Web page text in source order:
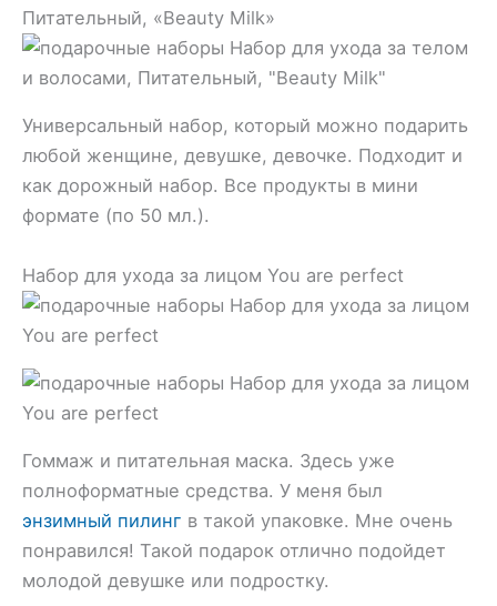
Питательный, «Beauty Milk»
Универсальный набор, который можно подарить
любой женщине, девушке, девочке. Подходит и
как дорожный набор. Все продукты в мини
формате (по 50 мл.).
Набор для ухода за лицом You are perfect
Гоммаж и питательная маска. Здесь уже
полноформатные средства. У меня был
энзимный пилинг в такой упаковке. Мне очень
понравился! Такой подарок отлично подойдет
молодой девушке или подростку.